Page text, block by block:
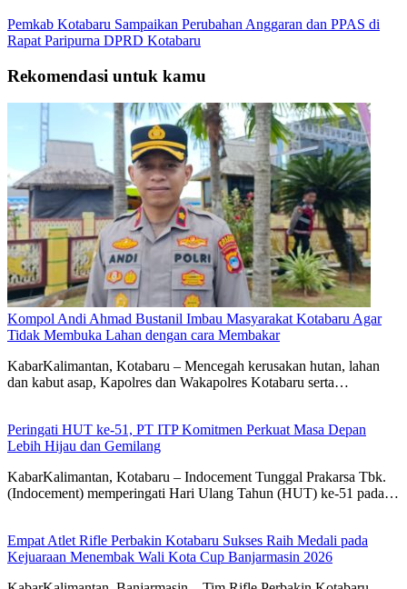
Pemkab Kotabaru Sampaikan Perubahan Anggaran dan PPAS di
Rapat Paripurna DPRD Kotabaru
Rekomendasi untuk kamu
Kompol Andi Ahmad Bustanil Imbau Masyarakat Kotabaru Agar
Tidak Membuka Lahan dengan cara Membakar
KabarKalimantan, Kotabaru – Mencegah kerusakan hutan, lahan
dan kabut asap, Kapolres dan Wakapolres Kotabaru serta…
Peringati HUT ke-51, PT ITP Komitmen Perkuat Masa Depan
Lebih Hijau dan Gemilang
KabarKalimantan, Kotabaru – Indocement Tunggal Prakarsa Tbk.
(Indocement) memperingati Hari Ulang Tahun (HUT) ke-51 pada…
Empat Atlet Rifle Perbakin Kotabaru Sukses Raih Medali pada
Kejuaraan Menembak Wali Kota Cup Banjarmasin 2026